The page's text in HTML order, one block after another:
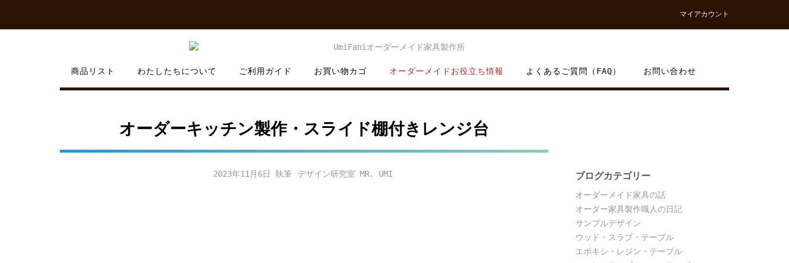
content
マイアカウント
商品リスト わたしたちについて ご利用ガイド お買い物カゴ オーダーメイドお役立ち情報 よくあるご質問（FAQ） お問い合わせ
オーダーキッチン製作・スライド棚付きレンジ台
2023年11月6日 デザイン研究室 MR. UMI ブログカテゴリー
オーダーメイド家具の話
オーダー家具製作職人の日記
サンプルデザイン
ウッド・スラブ・テーブル
エポキシ・レジン・テーブル